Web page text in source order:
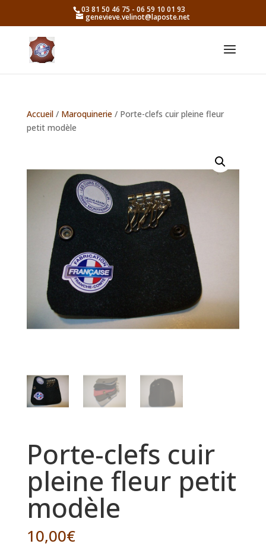
03 81 50 46 75 - 06 59 10 01 93
genevieve.velinot@laposte.net
Accueil/ Maroquinerie/ Porte-clefs cuir pleine fleur
petit modèle
Porte-clefs cuir
pleine fleur petit
modèle
10,00€